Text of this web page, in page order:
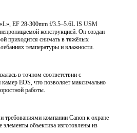
EF 28-300mm f/3.5–5.6L IS USM
конструкцией. Он создан
приходится снимать в тяжёлых
температуры и влажности.
в точном соответствии с
EOS, что позволяет максимально
работы.
требованиями компании Canon к охране
объектива изготовлены из